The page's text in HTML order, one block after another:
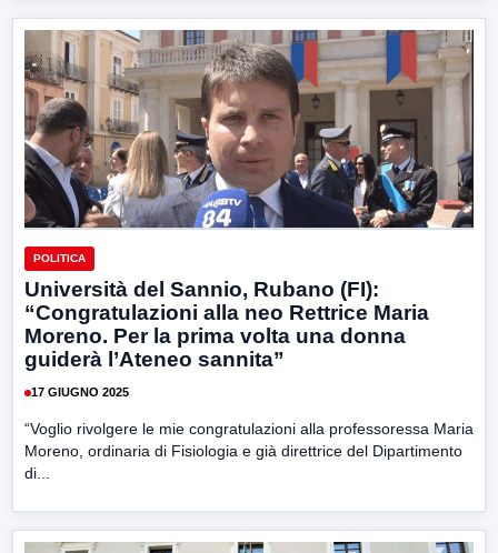
POLITICA
Università del Sannio, Rubano (FI):
“Congratulazioni alla neo Rettrice Maria
Moreno. Per la prima volta una donna
guiderà l’Ateneo sannita”
17 GIUGNO 2025
“Voglio rivolgere le mie congratulazioni alla professoressa Maria
Moreno, ordinaria di Fisiologia e già direttrice del Dipartimento
di...